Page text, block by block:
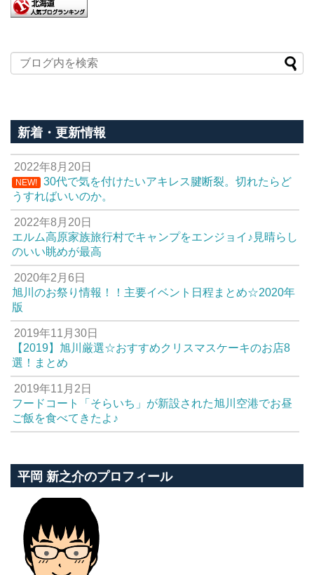
新着・更新情報
2022年8月20日
NEW!
30代で気を付けたいアキレス腱断裂。切れたらど
うすればいいのか。
2022年8月20日
エルム高原家族旅行村でキャンプをエンジョイ♪見晴らし
のいい眺めが最高
2020年2月6日
旭川のお祭り情報！！主要イベント日程まとめ☆2020年
版
2019年11月30日
【2019】旭川厳選☆おすすめクリスマスケーキのお店8
選！まとめ
2019年11月2日
フードコート「そらいち」が新設された旭川空港でお昼
ご飯を食べてきたよ♪
平岡 新之介のプロフィール